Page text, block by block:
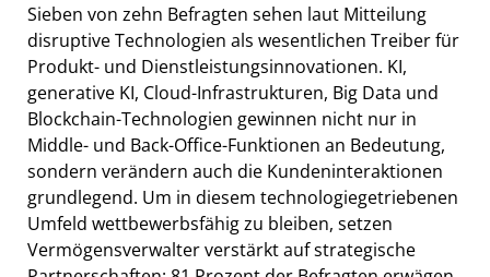
Sieben von zehn Befragten sehen laut Mitteilung
disruptive Technologien als wesentlichen Treiber für
Produkt- und Dienstleistungsinnovationen. KI,
generative KI, Cloud-Infrastrukturen, Big Data und
Blockchain-Technologien gewinnen nicht nur in
Middle- und Back-Office-Funktionen an Bedeutung,
sondern verändern auch die Kundeninteraktionen
grundlegend. Um in diesem technologiegetriebenen
Umfeld wettbewerbsfähig zu bleiben, setzen
Vermögensverwalter verstärkt auf strategische